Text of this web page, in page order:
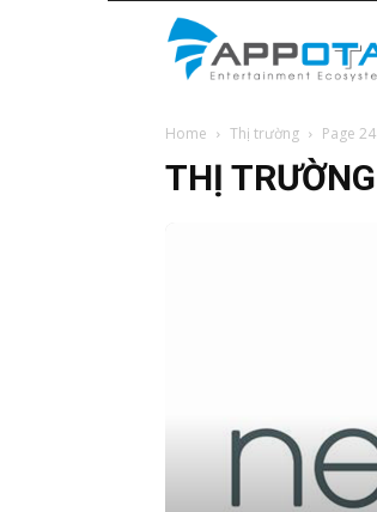
Home Thị trường Page 24
THỊ TRƯỜNG